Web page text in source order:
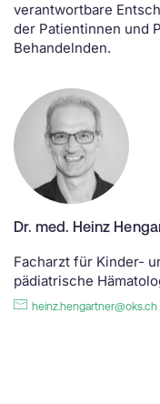
verantwortbare
der Patientinnen und
Behandelnden.
Dr. med. Heinz
Facharzt für Kinder-
pädiatrische
heinz.hengartner@oks.ch